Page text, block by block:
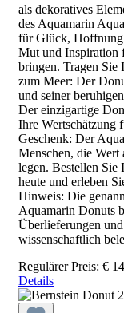
als dekoratives
des Aquamarin
für Glück, Hoffnung
Mut und Inspiration
bringen. Tragen Sie
zum Meer: Der
und seiner
Der einzigartige
Ihre Wertschätzung
Geschenk: Der
Menschen, die
legen. Bestellen
heute und erleben
Hinweis: Die
Aquamarin Donuts
Überlieferungen
wissenschaftlich
Regulärer Preis: €
Details